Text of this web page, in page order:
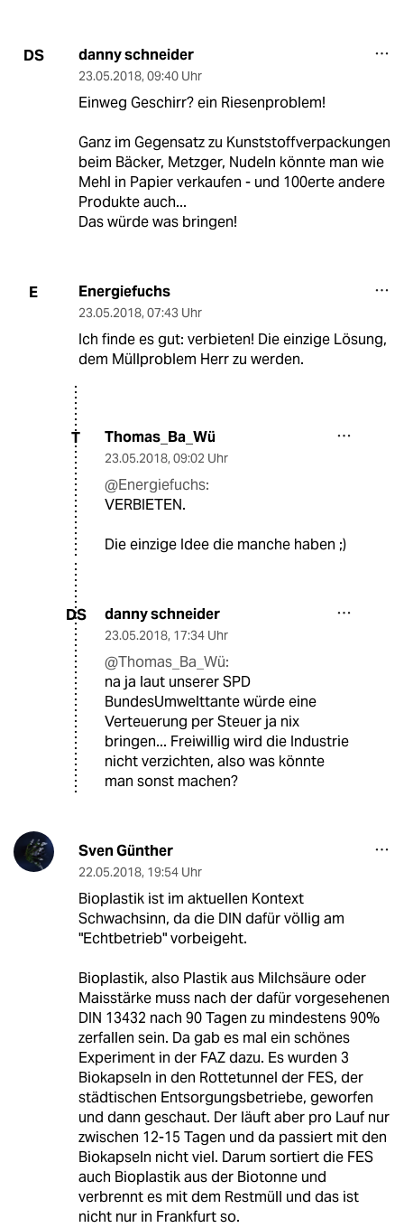
DS danny schneider
23.05.2018, 09:40 Uhr
Einweg Geschirr? ein Riesenproblem!
Ganz im Gegensatz zu Kunststoffverpackungen
beim Bäcker, Metzger, Nudeln könnte man wie
Mehl in Papier verkaufen - und 100erte andere
Produkte auch...
Das würde was bringen!
E Energiefuchs
23.05.2018, 07:43 Uhr
Ich finde es gut: verbieten! Die einzige Lösung,
dem Müllproblem Herr zu werden.
T Thomas_Ba_Wü
23.05.2018, 09:02 Uhr
@Energiefuchs:
VERBIETEN.
Die einzige Idee die manche haben ;)
DS danny schneider
23.05.2018, 17:34 Uhr
@Thomas_Ba_Wü:
na ja laut unserer SPD
BundesUmwelttante würde eine
Verteuerung per Steuer ja nix
bringen... Freiwillig wird die Industrie
nicht verzichten, also was könnte
man sonst machen?
Sven Günther
22.05.2018, 19:54 Uhr
Bioplastik ist im aktuellen Kontext
Schwachsinn, da die DIN dafür völlig am
"Echtbetrieb" vorbeigeht.
Bioplastik, also Plastik aus Milchsäure oder
Maisstärke muss nach der dafür vorgesehenen
DIN 13432 nach 90 Tagen zu mindestens 90%
zerfallen sein. Da gab es mal ein schönes
Experiment in der FAZ dazu. Es wurden 3
Biokapseln in den Rottetunnel der FES, der
städtischen Entsorgungsbetriebe, geworfen
und dann geschaut. Der läuft aber pro Lauf nur
zwischen 12-15 Tagen und da passiert mit den
Biokapseln nicht viel. Darum sortiert die FES
auch Bioplastik aus der Biotonne und
verbrennt es mit dem Restmüll und das ist
nicht nur in Frankfurt so.